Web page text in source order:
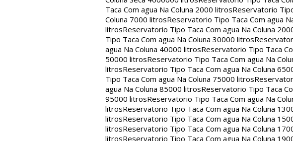
Taca Com agua Na Coluna 2000 litrosReservatorio
Coluna 7000 litrosReservatorio Tipo Taca Com agua
litrosReservatorio Tipo Taca Com agua Na Coluna
Tipo Taca Com agua Na Coluna 30000 litros
agua Na Coluna 40000 litrosReservatorio Tipo Taca
50000 litrosReservatorio Tipo Taca Com agua Na
litrosReservatorio Tipo Taca Com agua Na Coluna
Tipo Taca Com agua Na Coluna 75000 litros
agua Na Coluna 85000 litrosReservatorio Tipo Taca
95000 litrosReservatorio Tipo Taca Com agua Na
litrosReservatorio Tipo Taca Com agua Na Coluna
litrosReservatorio Tipo Taca Com agua Na Coluna
litrosReservatorio Tipo Taca Com agua Na Coluna
litrosReservatorio Tipo Taca Com agua Na Coluna